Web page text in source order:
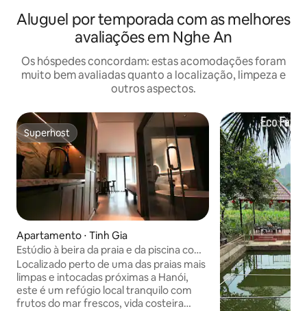
Aluguel por temporada com as melhores
avaliações em Nghe An
Os hóspedes concordam: estas acomodações foram
muito bem avaliadas quanto a localização, limpeza e
outros aspectos.
Superhost
Superhost
Apartamento ⋅ Tinh Gia
Estúdio à beira da praia e da piscina com
cozinha, banheira e limpeza
Localizado perto de uma das praias mais
limpas e intocadas próximas a Hanói,
este é um refúgio local tranquilo com
frutos do mar frescos, vida costeira